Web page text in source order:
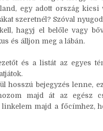
egy adott ország kicsi
szeretnél? Szóval
hagyj el belőle vagy
és álljon meg a lábán.
és a listát az egyes
hosszú bejegyzés lenne,
majd át az egész
linkelem majd a főcímhez,